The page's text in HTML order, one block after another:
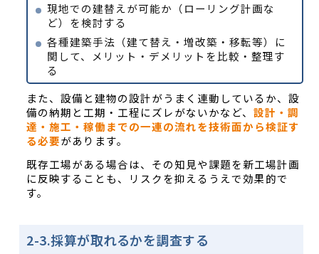
現地での建替えが可能か（ローリング計画な
ど）を検討する
各種建築手法（建て替え・増改築・移転等）に
関して、メリット・デメリットを比較・整理す
る
また、設備と建物の設計がうまく連動しているか、設
備の納期と工期・工程にズレがないかなど、設計・調
達・施工・稼働までの一連の流れを技術面から検証す
る必要があります。
既存工場がある場合は、その知見や課題を新工場計画
に反映することも、リスクを抑えるうえで効果的で
す。
2-3.採算が取れるかを調査する